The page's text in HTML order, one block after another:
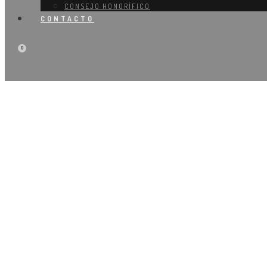
CONSEJO HONORÍFICO
CONTACTO
0